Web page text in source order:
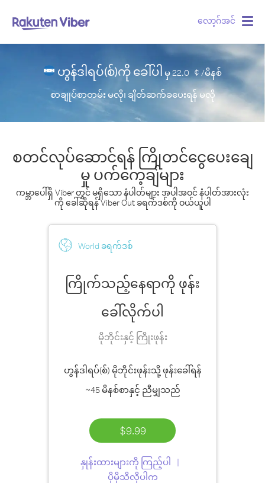
လော့ဂ်အင်
ဟွန်ဒါရပ်(စ်)ကို ခေါ်ပါ မှ22.0 ¢ /မိနစ်
စာချုပ်စာတမ်း မလို၊ ချိတ်ဆက်ခပေးရန် မလို
စတင်လုပ်ဆောင်ရန် ကြိုတင်ငွေပေးချေ
မှု ပက်ကေ့ချ်များ
ကမ္ဘာပေါ်ရှိ Viber တွင် မရှိသော နံပါတ်များ အပါအဝင် နံပါတ်အားလုံး
ကို ခေါ်ဆိုရန် Viber Out ခရက်ဒစ်ကို ဝယ်ယူပါ
World ခရက်ဒစ်
ကြိုက်သည့်နေရာကို ဖုန်း
ခေါ်လိုက်ပါ
မိုဘိုင်းနှင့် ကြိုးဖုန်း
ဟွန်ဒါရပ်(စ်) မိုဘိုင်းဖုန်းသို့ ဖုန်းခေါ်ရန်
~45 မိနစ်စာနှင့် ညီမျှသည်
$9.99
နှုန်းထားများကို ကြည့်ပါ
ပိုမိုသိလိုပါက